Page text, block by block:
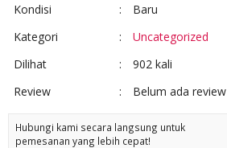
Kondisi
:
Baru
Kategori
:
Uncategorized
Dilihat
:
902 kali
Review
: Belum ada review
Hubungi kami secara langsung untuk
pemesanan yang lebih cepat!